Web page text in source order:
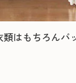
はもちろんバ